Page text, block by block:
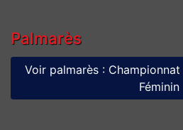
Palmarès
Voir palmarès :
Féminin